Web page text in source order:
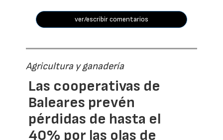
ver/escribir comentarios
Agricultura y ganadería
Las cooperativas de
Baleares prevén
pérdidas de hasta el
40% por las olas de